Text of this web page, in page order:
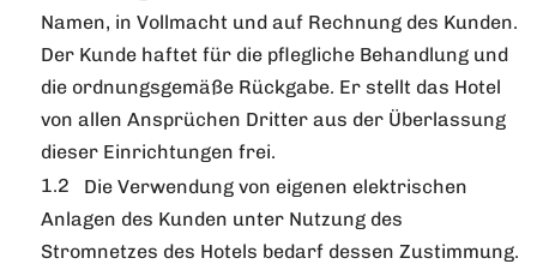
Namen, in Vollmacht und auf Rechnung des Kunden.
Der Kunde haftet für die pflegliche Behandlung und
die ordnungsgemäße Rückgabe. Er stellt das Hotel
von allen Ansprüchen Dritter aus der Überlassung
dieser Einrichtungen frei.
Die Verwendung von eigenen elektrischen
Anlagen des Kunden unter Nutzung des
Stromnetzes des Hotels bedarf dessen Zustimmung.